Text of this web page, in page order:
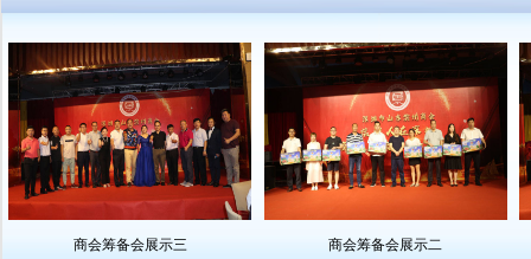
商会筹备会展示三 商会筹备会展示二